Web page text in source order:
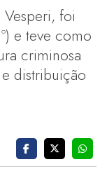
foi
e teve como
criminosa
distribuição